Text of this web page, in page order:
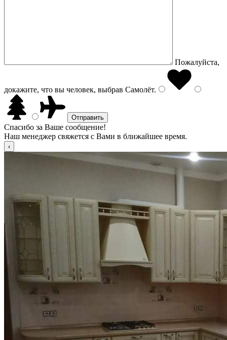
Пожалуйста,
докажите, что вы человек, выбрав Самолёт.
Спасибо за Ваше сообщение!
Наш менеджер свяжется с Вами в ближайшее время.